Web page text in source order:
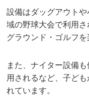
設備はダッグアウト
域の野球大会で利用
グラウンド・ゴルフを
また、 ナイター設備
用されるなど、子ど
れています。